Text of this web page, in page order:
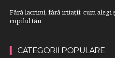
Fără lacrimi, fără iritații: cum
copilul tău
CATEGORII POPULARE